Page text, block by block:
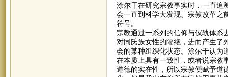
涂尔干在研究宗教事实时，一直追
会一直到科学大发现、宗教改革之
符号。
宗教通过一系列的信仰与仪轨体系
对同氏族女性的隔绝，进而产生了
会的某种组织化状态。涂尔干认为
在本质上具有一致性，或者说宗教
道德的实在性，所以宗教便赋予道